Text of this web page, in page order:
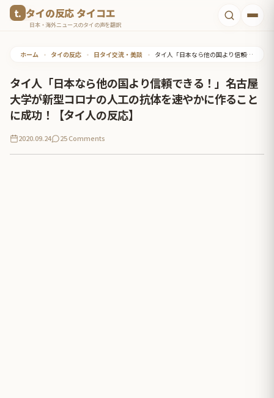
タイの反応 タイコエ
日本・海外ニュースのタイの声を翻訳
ホーム • タイの反応 • 日タイ交流・美談 • タイ人「日本なら他の国より信頼できる！」名古屋大学が新型コロナの人工の抗体を速やかに作ることに成功！【タイ人の反応】
タイ人「日本なら他の国より信頼できる！」名古屋
大学が新型コロナの人工の抗体を速やかに作ること
に成功！【タイ人の反応】
2020.09.24 25 Comments